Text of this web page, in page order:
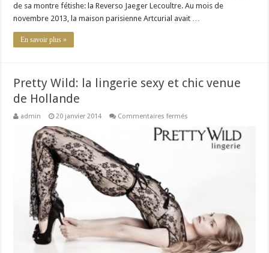
de sa montre fétishe: la Reverso Jaeger Lecoultre. Au mois de
novembre 2013, la maison parisienne Artcurial avait …
En savoir plus »
Pretty Wild: la lingerie sexy et chic venue
de Hollande
admin 20 janvier 2014 Commentaires fermés
Wild:
la